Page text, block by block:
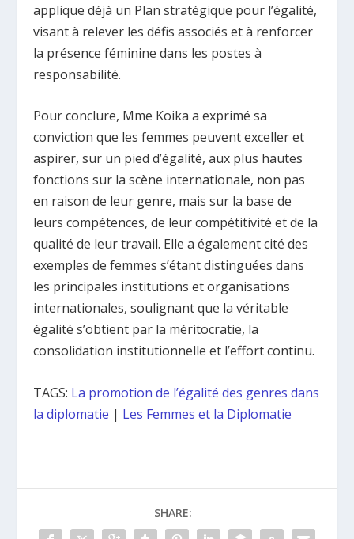
applique déjà un Plan stratégique pour l’égalité,
visant à relever les défis associés et à renforcer
la présence féminine dans les postes à
responsabilité.
Pour conclure, Mme Koika a exprimé sa
conviction que les femmes peuvent exceller et
aspirer, sur un pied d’égalité, aux plus hautes
fonctions sur la scène internationale, non pas
en raison de leur genre, mais sur la base de
leurs compétences, de leur compétitivité et de la
qualité de leur travail. Elle a également cité des
exemples de femmes s’étant distinguées dans
les principales institutions et organisations
internationales, soulignant que la véritable
égalité s’obtient par la méritocratie, la
consolidation institutionnelle et l’effort continu.
TAGS: La promotion de l’égalité des genres dans
la diplomatie | Les Femmes et la Diplomatie
SHARE: